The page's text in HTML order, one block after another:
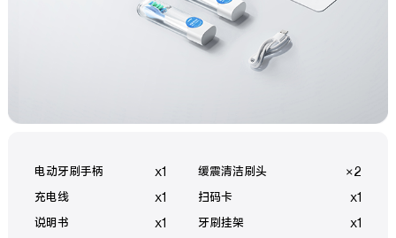
电动牙刷手柄 x1 缓震清洁刷头 ×2
充电线 x1 扫码卡 x1
说明书 x1 牙刷挂架 x1